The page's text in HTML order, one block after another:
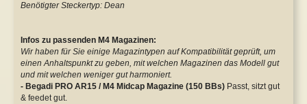
Benötigter Steckertyp: Dean
Infos zu passenden M4 Magazinen:
Wir haben für Sie einige Magazintypen auf Kompatibilität geprüft, um
einen Anhaltspunkt zu geben, mit welchen Magazinen das Modell gut
und mit welchen weniger gut harmoniert.
- Begadi PRO AR15 / M4 Midcap Magazine (150 BBs) Passt, sitzt gut
& feedet gut.